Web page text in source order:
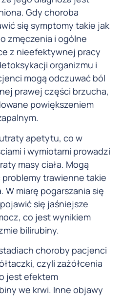
Gdy choroba
się symptomy takie jak
zmęczenia i ogólne
z nieefektywnej pracy
organizmu i
mogą odczuwać ból
prawej części brzucha,
powiększeniem
apetytu, co w
i wymiotami prowadzi
masy ciała. Mogą
trawienne takie
W miarę pogarszania się
się jaśniejsze
co jest wynikiem
bilirubiny.
choroby pacjenci
czyli zażółcenia
jest efektem
we krwi. Inne objawy